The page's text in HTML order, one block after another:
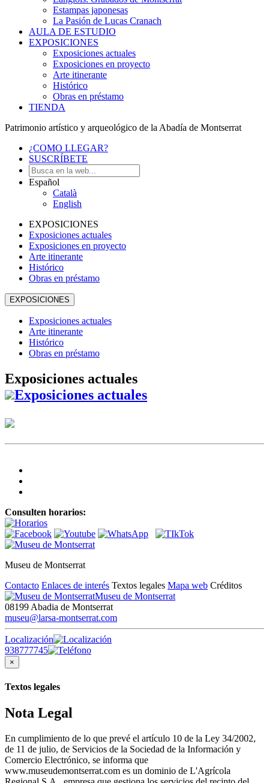
Estampas japonesas
La Pasión de Lucas Cranach
AULA DE ESTUDIO
EXPOSICIONES
Exposiciones actuales
Exposiciones en proyecto
Arte itinerante
Histórico
Obras en préstamo
TIENDA
Patrimonio artístico y arqueológico de la Abadía de Montserrat
¿COMO LLEGAR?
SUSCRÍBETE
Español
Català
English
EXPOSICIONES
Exposiciones actuales
Exposiciones en proyecto
Arte itinerante
Histórico
Obras en préstamo
EXPOSICIONES
Exposiciones actuales
Arte itinerante
Histórico
Obras en préstamo
Exposiciones actuales
Exposiciones actuales
Consulten horarios:
Museu de Montserrat
Contacto Enlaces de interés Textos legales Mapa web Créditos
Museu de Montserrat
08199 Abadia de Montserrat
museu@larsa-montserrat.com
Localización
938777745
×
Textos legales
Nota Legal
En cumplimiento de lo que prevé el artículo 10 de la Ley 34/2002,
de 11 de julio, de Servicios de la Sociedad de la Información y
Comercio Electrónico, se informa que
www.museudemontserrat.com es un dominio de L'Agrícola